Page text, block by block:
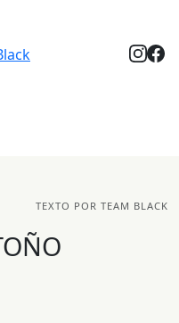
TEXTO POR TEAM BLACK